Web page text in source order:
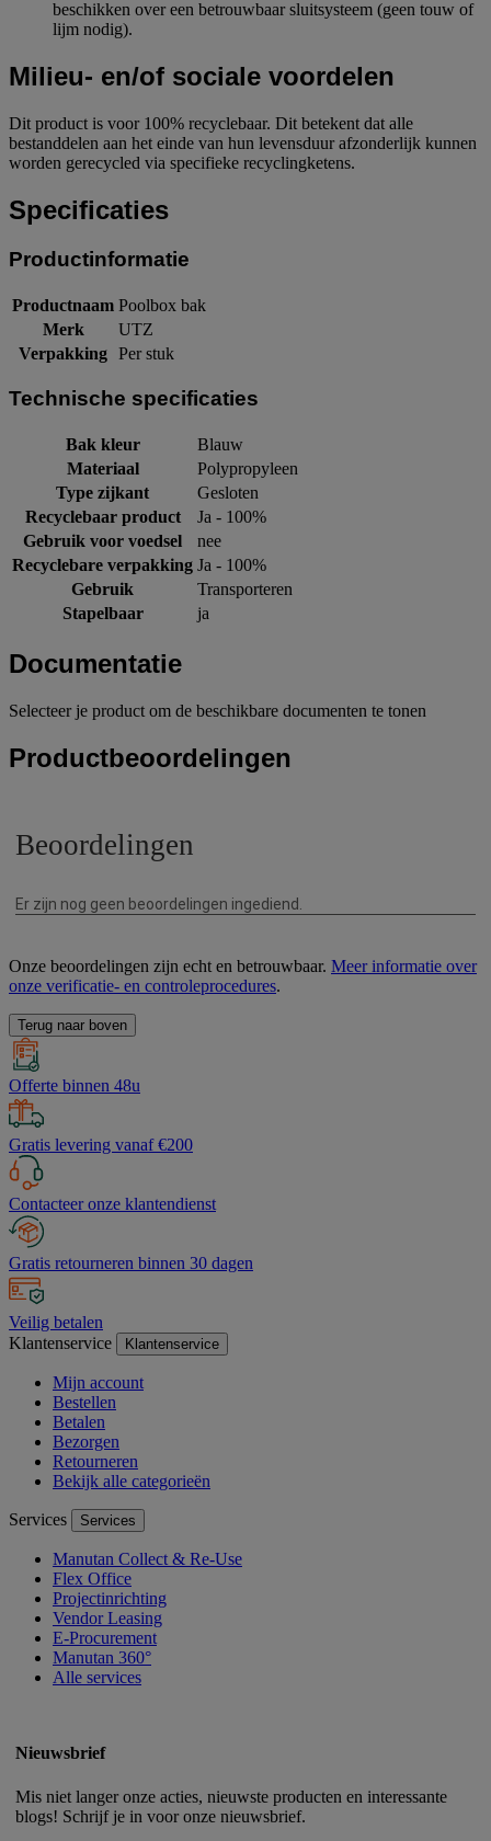
beschikken over een betrouwbaar sluitsysteem (geen touw of
lijm nodig).
Milieu- en/of sociale voordelen
Dit product is voor 100% recyclebaar. Dit betekent dat alle
bestanddelen aan het einde van hun levensduur afzonderlijk kunnen
worden gerecycled via specifieke recyclingketens.
Specificaties
Productinformatie
Productnaam Poolbox bak
Merk
UTZ
Verpakking Per stuk
Technische specificaties
Bak kleur
Blauw
Materiaal
Polypropyleen
Type zijkant
Gesloten
Recyclebaar product
Ja - 100%
Gebruik voor voedsel
nee
Recyclebare verpakking Ja - 100%
Gebruik
Transporteren
Stapelbaar
ja
Documentatie
Selecteer je product om de beschikbare documenten te tonen
Productbeoordelingen
Onze beoordelingen zijn echt en betrouwbaar. Meer informatie over
onze verificatie- en controleprocedures.
Terug naar boven
Offerte binnen 48u
Gratis levering vanaf €200
Contacteer onze klantendienst
Gratis retourneren binnen 30 dagen
Veilig betalen
Klantenservice
Klantenservice
Mijn account
Bestellen
Betalen
Bezorgen
Retourneren
Bekijk alle categorieën
Services Services
Manutan Collect & Re-Use
Flex Office
Projectinrichting
Vendor Leasing
E-Procurement
Manutan 360°
Alle services
Nieuwsbrief
Mis niet langer onze acties, nieuwste producten en interessante
blogs! Schrijf je in voor onze nieuwsbrief.